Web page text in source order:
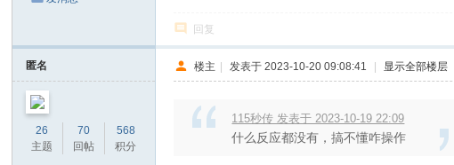
回复
匿名
26
主题
70
回帖
568
积分
楼主 | 发表于 2023-10-20 09:08:41 | 显示全部楼层
115秒传 发表于 2023-10-19 22:09
什么反应都没有，搞不懂咋操作